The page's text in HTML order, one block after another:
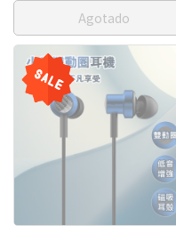
Agotado